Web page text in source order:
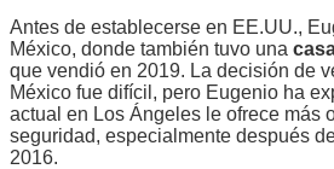
Antes de establecerse en EE.UU.,
México, donde también tuvo una
que vendió en 2019. La decisión de
México fue difícil, pero Eugenio ha
actual en Los Ángeles le ofrece más
seguridad, especialmente después
2016.